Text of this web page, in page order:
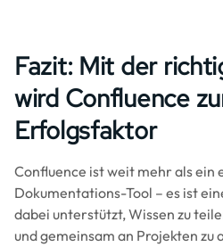
Fazit: Mit der
wird Confluence
Erfolgsfaktor
Confluence ist weit mehr als ein
Dokumentations-Tool – es ist
dabei unterstützt, Wissen zu
und gemeinsam an Projekten zu